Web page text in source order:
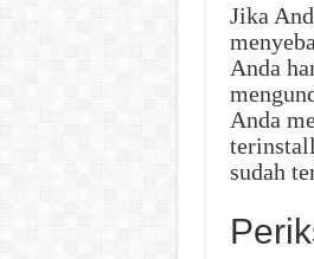
Jika
Anda
Anda
sudah